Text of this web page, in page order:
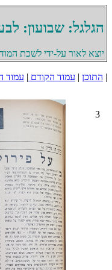
הגלגל: שבועון:
יוצא לאור על-ידי לשכת
| התוכן | עמוד הקודם | עמוד
3